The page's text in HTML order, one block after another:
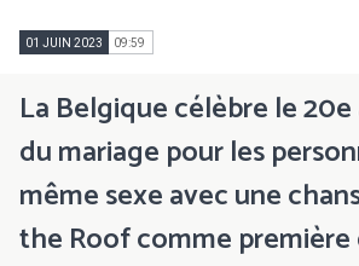
01 JUIN 2023 09:59
La Belgique célèbre le
du mariage pour les
même sexe avec une
the Roof comme première